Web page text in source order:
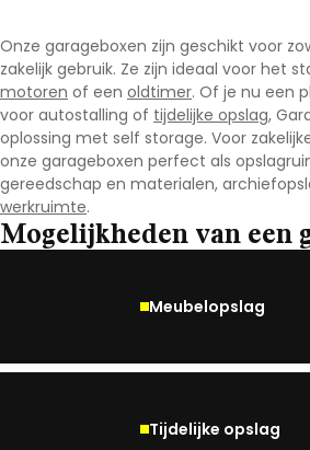
Onze garageboxen zijn geschikt voor
zakelijk gebruik. Ze zijn ideaal voor het
motoren of een oldtimer. Of je nu een
voor autostalling of tijdelijke opslag,
oplossing met self storage. Voor
onze garageboxen perfect als
gereedschap en materialen,
werkruimte.
Mogelijkheden van een
Meubelopslag
Tijdelijke opslag